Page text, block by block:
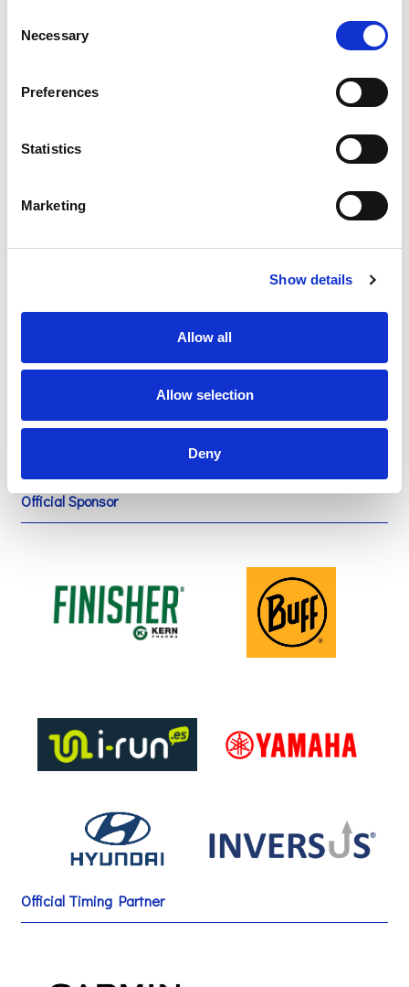
Selection
Necessary
Preferences
Statistics
Marketing
Show details
Allow all
Allow selection
Deny
Official Sponsor
Official Timing Partner